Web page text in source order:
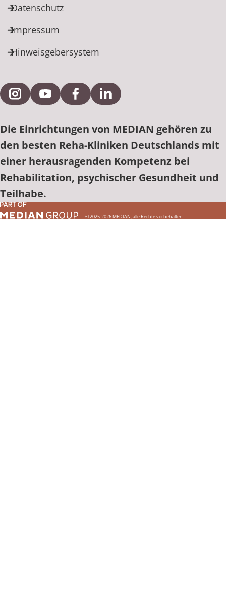
Datenschutz
Impressum
Hinweisgebersystem
Externe Verlinkung zu Instagram
Externe Verlinkung zu YouTube
Externe Verlinkung zu Facebook
Externe Verlinkung zu
Die Einrichtungen von MEDIAN gehören zu
den besten Reha-Kliniken Deutschlands mit
einer herausragenden Kompetenz bei
Rehabilitation, psychischer Gesundheit und
Teilhabe.
© 2025-2026 MEDIAN, alle Rechte vorbehalten